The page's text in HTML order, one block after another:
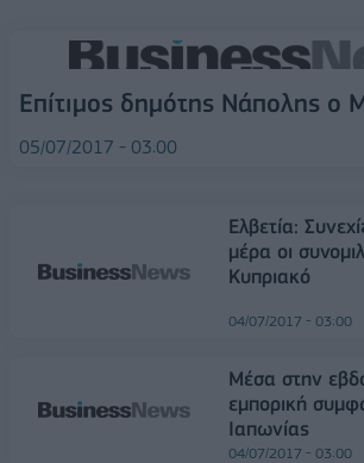
Επίτιμος δημότης Νάπολης ο
05/07/2017 - 03:00
Ελβετία:
μέρα οι
Κυπριακό
04/07/2017 - 03:00
Μέσα στην
εμπορική
Ιαπωνίας
04/07/2017 - 03:00